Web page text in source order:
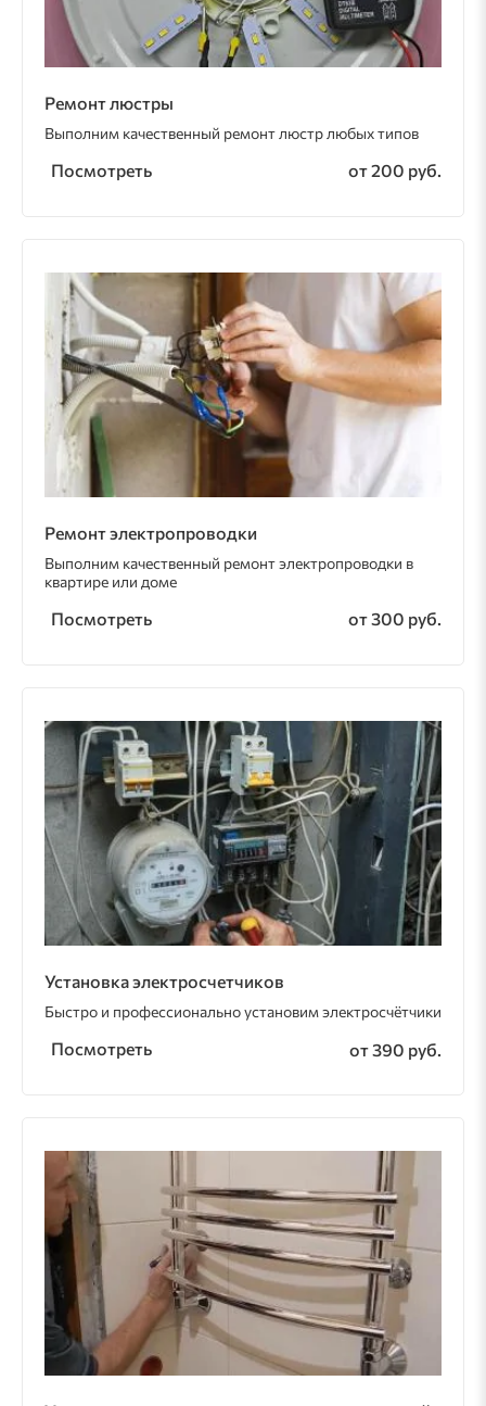
Ремонт люстры
Выполним качественный ремонт люстр любых типов
Посмотреть от 200 руб.
Ремонт электропроводки
Выполним качественный ремонт электропроводки в
квартире или доме
Посмотреть от 300 руб.
Установка электросчетчиков
Быстро и профессионально установим электросчётчики
Посмотреть от 390 руб.